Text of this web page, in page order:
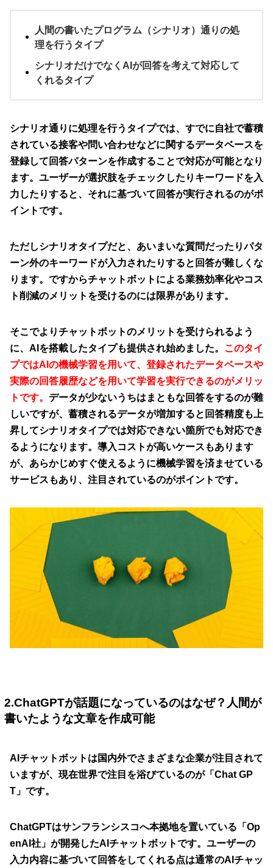
人間の書いたプログラム（シナリオ）通りの処
理を行うタイプ
シナリオだけでなくAIが回答を考えて対応して
くれるタイプ
シナリオ通りに処理を行うタイプでは、すでに自社で蓄積
されている接客や問い合わせなどに関するデータベースを
登録して回答パターンを作成することで対応が可能となり
ます。ユーザーが選択肢をチェックしたりキーワードを入
力したりすると、それに基づいて回答が実行されるのがポ
イントです。
ただしシナリオタイプだと、あいまいな質問だったりパタ
ーン外のキーワードが入力されたりすると回答が難しくな
ります。ですからチャットボットによる業務効率化やコス
ト削減のメリットを受けるのには限界があります。
そこでよりチャットボットのメリットを受けられるよう
に、AIを搭載したタイプも提供され始めました。 このタイ
プではAIの機械学習を用いて、登録されたデータベースや
実際の回答履歴などを用いて学習を実行できるのがメリッ
トです。 データが少ないうちはまともな回答をするのが難
しいですが、蓄積されるデータが増加すると回答精度も上
昇してシナリオタイプでは対応できない箇所でも対応でき
るようになります。導入コストが高いケースもあります
が、あらかじめすぐ使えるように機械学習を済ませている
サービスもあり、注目されているのがポイントです。
2.ChatGPTが話題になっているのはなぜ？人間が
書いたような文章を作成可能
AIチャットボットは国内外でさまざまな企業が注目されて
いますが、現在世界で注目を浴びているのが「Chat GP
T」です。
ChatGPTはサンフランシスコへ本拠地を置いている「Op
enAI社」が開発したAIチャットボットです。ユーザーの
入力内容に基づいて回答をしてくれる点は通常のAIチャッ